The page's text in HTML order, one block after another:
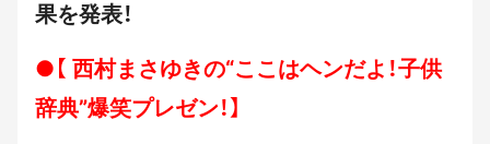
果を発表！
●【 西村まさゆきの“ここはヘンだよ！子供
辞典”爆笑プレゼン！】